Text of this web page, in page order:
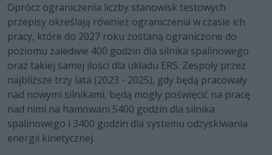
Oprócz ograniczenia liczby stanowisk testowych
przepisy określają również ograniczenia w czasie ich
pracy, które do 2027 roku zostaną ograniczone do
poziomu zaledwie 400 godzin dla silnika spalinowego
oraz takiej samej ilości dla układu ERS. Zespoły przez
najbliższe trzy lata (2023 - 2025), gdy będą pracowały
nad nowymi silnikami, będą mogły poświęcić na pracę
nad nimi na hamowani 5400 godzin dla silnika
spalinowego i 3400 godzin dla systemu odzyskiwania
energii kinetycznej.